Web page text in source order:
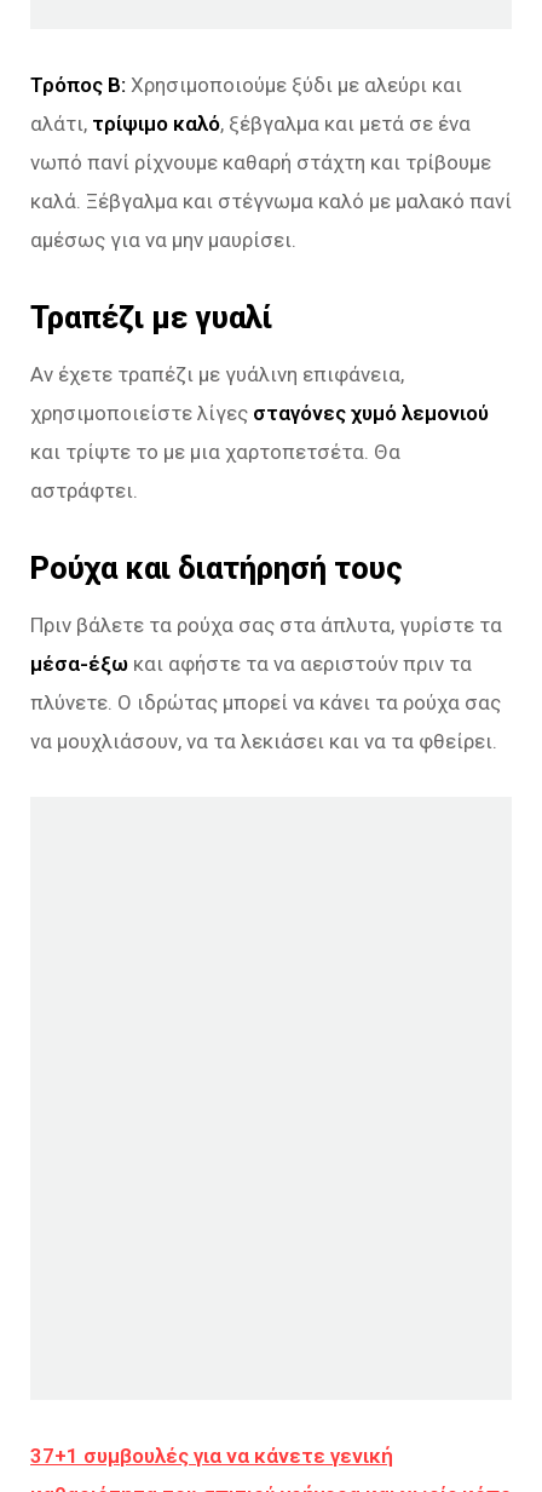
Τρόπος Β: Χρησιμοποιούμε ξύδι με αλεύρι και
αλάτι, τρίψιμο καλό, ξέβγαλμα και μετά σε ένα
νωπό πανί ρίχνουμε καθαρή στάχτη και τρίβουμε
καλά. Ξέβγαλμα και στέγνωμα καλό με μαλακό πανί
αμέσως για να μην μαυρίσει.
Τραπέζι με γυαλί
Αν έχετε τραπέζι με γυάλινη επιφάνεια,
χρησιμοποιείστε λίγες σταγόνες χυμό λεμονιού
και τρίψτε το με μια χαρτοπετσέτα. Θα
αστράφτει.
Ρούχα και διατήρησή τους
Πριν βάλετε τα ρούχα σας στα άπλυτα, γυρίστε τα
μέσα-έξω και αφήστε τα να αεριστούν πριν τα
πλύνετε. Ο ιδρώτας μπορεί να κάνει τα ρούχα σας
να μουχλιάσουν, να τα λεκιάσει και να τα φθείρει.
37+1 συμβουλές για να κάνετε γενική